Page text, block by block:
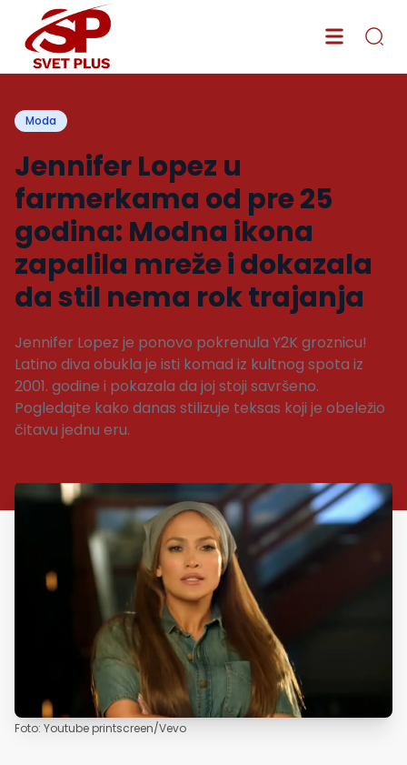
Moda
Jennifer Lopez u
farmerkama od pre 25
godina: Modna ikona
zapalila mreže i dokazala
da stil nema rok trajanja
Jennifer Lopez je ponovo pokrenula Y2K groznicu!
Latino diva obukla je isti komad iz kultnog spota iz
2001. godine i pokazala da joj stoji savršeno.
Pogledajte kako danas stilizuje teksas koji je obeležio
čitavu jednu eru.
Foto: Youtube printscreen/Vevo